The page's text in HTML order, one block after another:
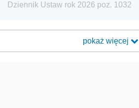
Dziennik Ustaw rok 2026 poz. 1032
pokaż więcej